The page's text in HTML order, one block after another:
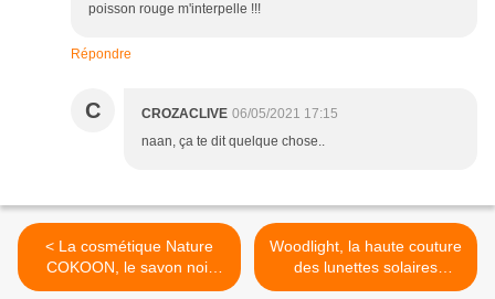
poisson rouge m'interpelle !!!
Répondre
C CROZACLIVE 06/05/2021 17:15
naan, ça te dit quelque chose..
< La cosmétique Nature
COKOON, le savon noir
cette perle !!!!
Woodlight, la haute couture
des lunettes solaires
auvergnates !!! >